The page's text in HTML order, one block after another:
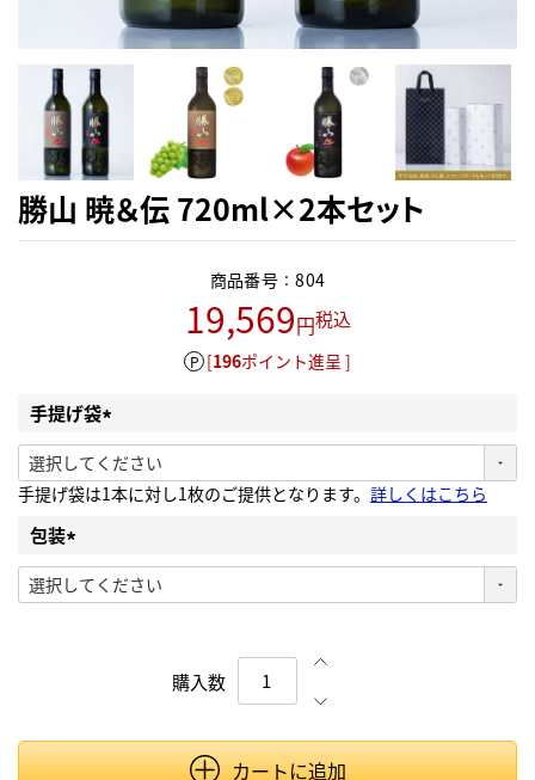
勝山 暁＆伝 720ml×2本セット
商品番号 804
19,569 税込
[196ポイント進呈 ]
手提げ袋
(必須)
手提げ袋は1本に対し1枚のご提供となります。 詳しくはこちら
包装
(必須)
カートに追加